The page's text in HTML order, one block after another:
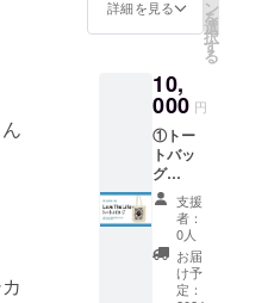
ださ
トを基
にデザ
インの
下書き
を作成
し
メール
にて確
認後、
ペン入
れ(清書)
を行い
をご記
37cm×
奥行
②フェ
ア当
日、
ブース
パネル
にお名
前掲載
※備考
欄に掲
載可能
なニッ
クネー
詳細を見る ン
を
選
択
す
る
10,
000 円
①トー
トバッ
グ
「Love
The Life
You are
Diver」
※カ
ラー：
支援
者：
0人
お届
け予
定：